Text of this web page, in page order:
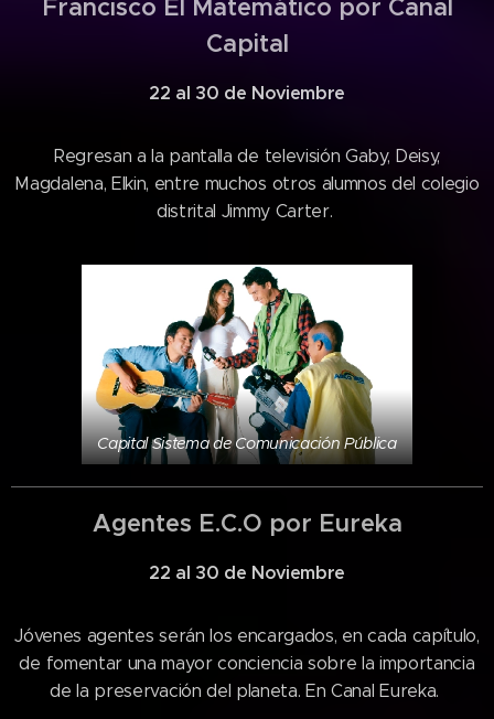
Francisco El Matemático por Canal
Capital
22 al 30 de Noviembre
Regresan a la pantalla de televisión Gaby, Deisy,
Magdalena, Elkin, entre muchos otros alumnos del colegio
distrital Jimmy Carter.
Capital Sistema de Comunicación Pública
Agentes E.C.O por Eureka
22 al 30 de Noviembre
Jóvenes agentes serán los encargados, en cada capítulo,
de fomentar una mayor conciencia sobre la importancia
de la preservación del planeta. En Canal Eureka.